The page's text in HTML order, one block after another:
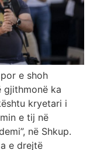
e shoh
gjithmonë ka
kryetari i
e tij në
në Shkup.
e drejtë